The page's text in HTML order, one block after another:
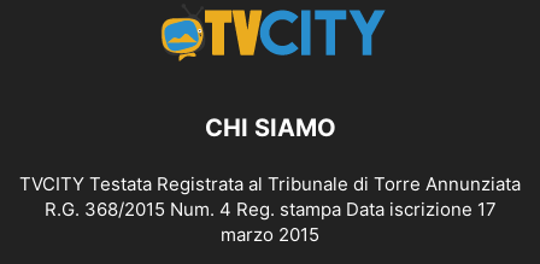
CHI SIAMO
TVCITY Testata Registrata al Tribunale di Torre Annunziata
R.G. 368/2015 Num. 4 Reg. stampa Data iscrizione 17
marzo 2015